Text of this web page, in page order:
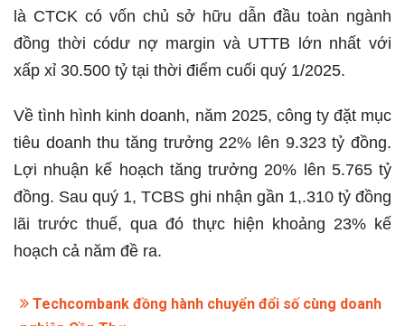
là CTCK có vốn chủ sở hữu dẫn đầu toàn ngành
đồng thời códư nợ margin và UTTB lớn nhất với
xấp xỉ 30.500 tỷ tại thời điểm cuối quý 1/2025.
Về tình hình kinh doanh, năm 2025, công ty đặt mục
tiêu doanh thu tăng trưởng 22% lên 9.323 tỷ đồng.
Lợi nhuận kế hoạch tăng trưởng 20% lên 5.765 tỷ
đồng. Sau quý 1, TCBS ghi nhận gần 1,.310 tỷ đồng
lãi trước thuế, qua đó thực hiện khoảng 23% kế
hoạch cả năm đề ra.
Techcombank đồng hành chuyển đổi số cùng doanh